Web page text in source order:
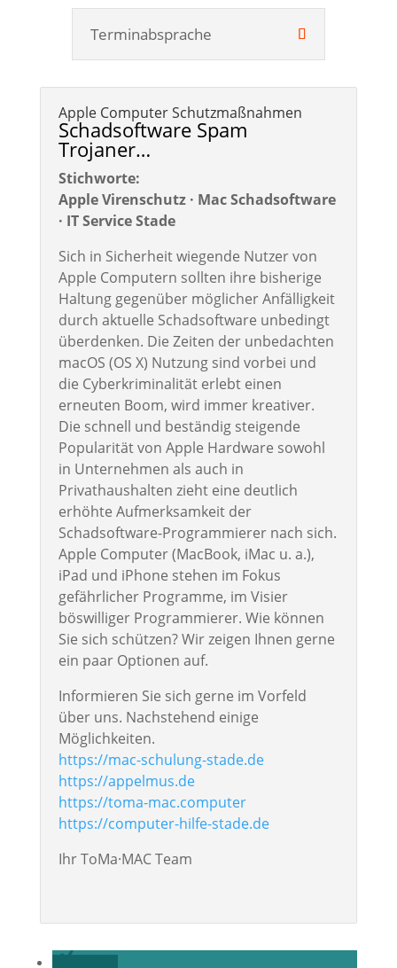
Terminabsprache
Apple Computer Schutzmaßnahmen
Schadsoftware Spam
Trojaner…
Stichworte:
Apple Virenschutz · Mac Schadsoftware
· IT Service Stade
Sich in Sicherheit wiegende Nutzer von
Apple Computern sollten ihre bisherige
Haltung gegenüber möglicher Anfälligkeit
durch aktuelle Schadsoftware unbedingt
überdenken. Die Zeiten der unbedachten
macOS (OS X) Nutzung sind vorbei und
die Cyberkriminalität erlebt einen
erneuten Boom, wird immer kreativer.
Die schnell und beständig steigende
Popularität von Apple Hardware sowohl
in Unternehmen als auch in
Privathaushalten zieht eine deutlich
erhöhte Aufmerksamkeit der
Schadsoftware-Programmierer nach sich.
Apple Computer (MacBook, iMac u. a.),
iPad und iPhone stehen im Fokus
gefährlicher Programme, im Visier
böswilliger Programmierer. Wie können
Sie sich schützen? Wir zeigen Ihnen gerne
ein paar Optionen auf.
Informieren Sie sich gerne im Vorfeld
über uns. Nachstehend einige
Möglichkeiten.
https://mac-schulung-stade.de
https://appelmus.de
https://toma-mac.computer
https://computer-hilfe-stade.de
Ihr ToMa·MAC Team